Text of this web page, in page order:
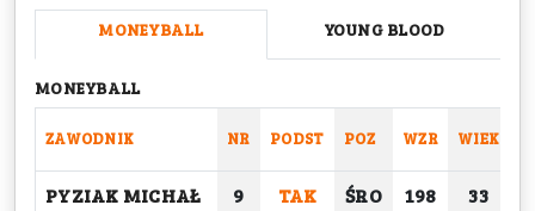
MONEYBALL YOUNG BLOOD
MONEYBALL
ZAWODNIK NR PODST POZ WZR WIEK
PYZIAK MICHAŁ 9 TAK ŚRO 198 33